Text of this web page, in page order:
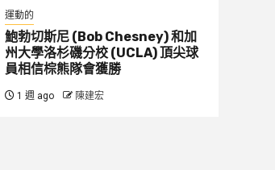
運動的
鮑勃切斯尼 (Bob Chesney) 和加
州大學洛杉磯分校 (UCLA) 頂尖球
員相信棕熊隊會獲勝
1 週 ago 陳建宏